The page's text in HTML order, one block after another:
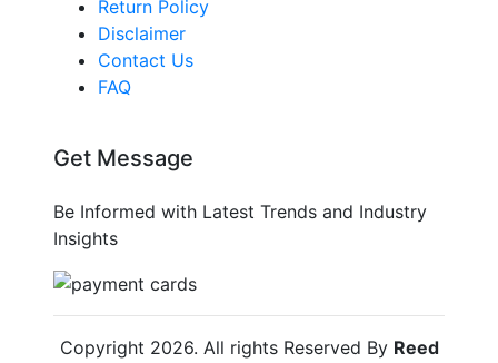
Return Policy
Disclaimer
Contact Us
FAQ
Get Message
Be Informed with Latest Trends and Industry
Insights
Copyright 2026. All rights Reserved By Reed